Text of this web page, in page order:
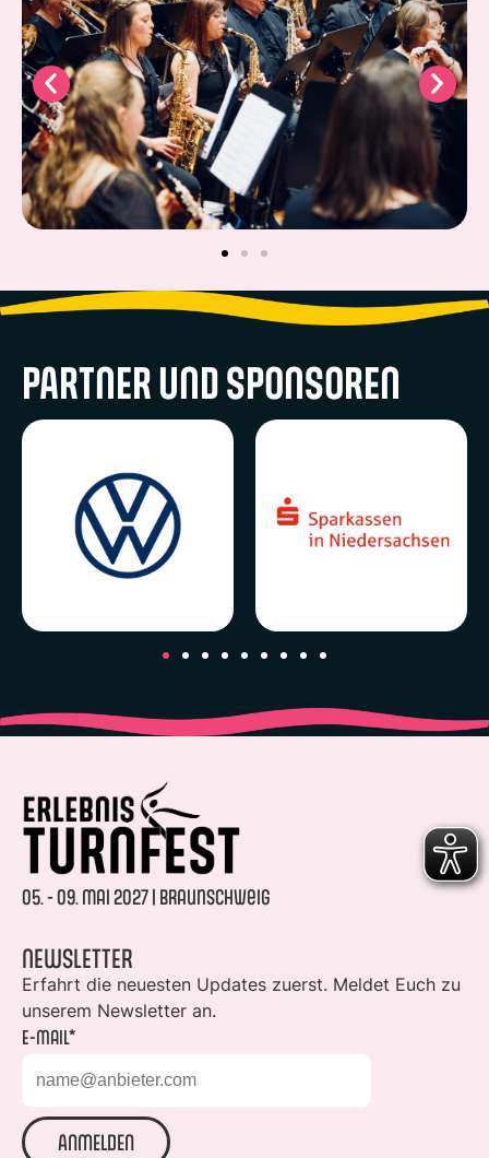
PARTNER UND SPONSOREN
05. - 09. Mai 2027 | Braunschweig
NEWSLETTER
Erfahrt die neuesten Updates zuerst. Meldet Euch zu
unserem Newsletter an.
E-Mail*
ANMELDEN